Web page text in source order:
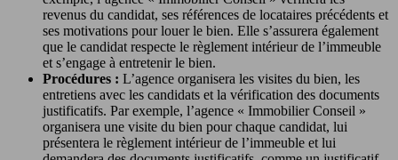
revenus du candidat, ses références de locataires précédents et
ses motivations pour louer le bien. Elle s’assurera également
que le candidat respecte le règlement intérieur de l’immeuble
et s’engage à entretenir le bien.
Procédures : L’agence organisera les visites du bien, les
entretiens avec les candidats et la vérification des documents
justificatifs. Par exemple, l’agence « Immobilier Conseil »
organisera une visite du bien pour chaque candidat, lui
présentera le règlement intérieur de l’immeuble et lui